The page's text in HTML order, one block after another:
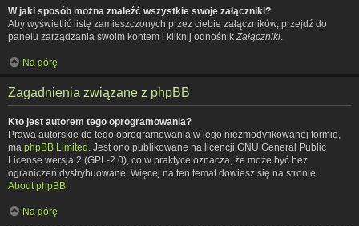
W jaki sposób można znaleźć wszystkie swoje załączniki?
Aby wyświetlić listę zamieszczonych przez ciebie załączników, przejdź do
panelu zarządzania swoim kontem i kliknij odnośnik Załączniki
Na górę
Zagadnienia związane z phpBB
Kto jest autorem tego oprogramowania?
Prawa autorskie do tego oprogramowania w jego niezmodyfikowanej formie,
ma phpBB Limited . Jest ono publikowane na licencji GNU General Public
License wersja 2 (GPL-2.0), co w praktyce oznacza, że może być bez
ograniczeń dystrybuowane. Więcej na ten temat dowiesz się na stronie
About phpBB
Na górę